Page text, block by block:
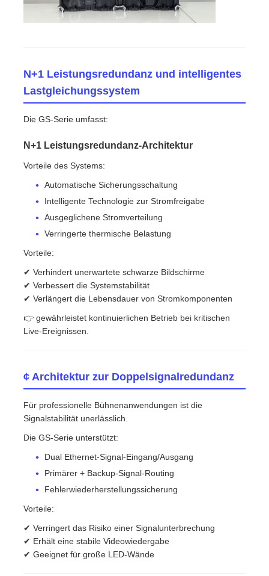
N+1 Leistungsredundanz und intelligentes
Lastgleichungssystem
Die GS-Serie umfasst:
N+1 Leistungsredundanz-Architektur
Vorteile des Systems:
Automatische Sicherungsschaltung
Intelligente Technologie zur Stromfreigabe
Ausgeglichene Stromverteilung
Verringerte thermische Belastung
Vorteile:
✔ Verhindert unerwartete schwarze Bildschirme
✔ Verbessert die Systemstabilität
✔ Verlängert die Lebensdauer von Stromkomponenten
👉 gewährleistet kontinuierlichen Betrieb bei kritischen
Live-Ereignissen.
¢ Architektur zur Doppelsignalredundanz
Für professionelle Bühnenanwendungen ist die
Signalstabilität unerlässlich.
Die GS-Serie unterstützt:
Dual Ethernet-Signal-Eingang/Ausgang
Primärer + Backup-Signal-Routing
Fehlerwiederherstellungssicherung
Vorteile:
✔ Verringert das Risiko einer Signalunterbrechung
✔ Erhält eine stabile Videowiedergabe
✔ Geeignet für große LED-Wände